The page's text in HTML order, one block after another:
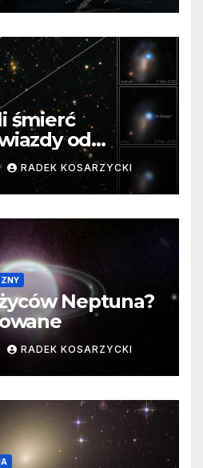
śmierć
od
Niezwykle
RADEK KOSARZYCKI
Neptuna?
RADEK KOSARZYCKI